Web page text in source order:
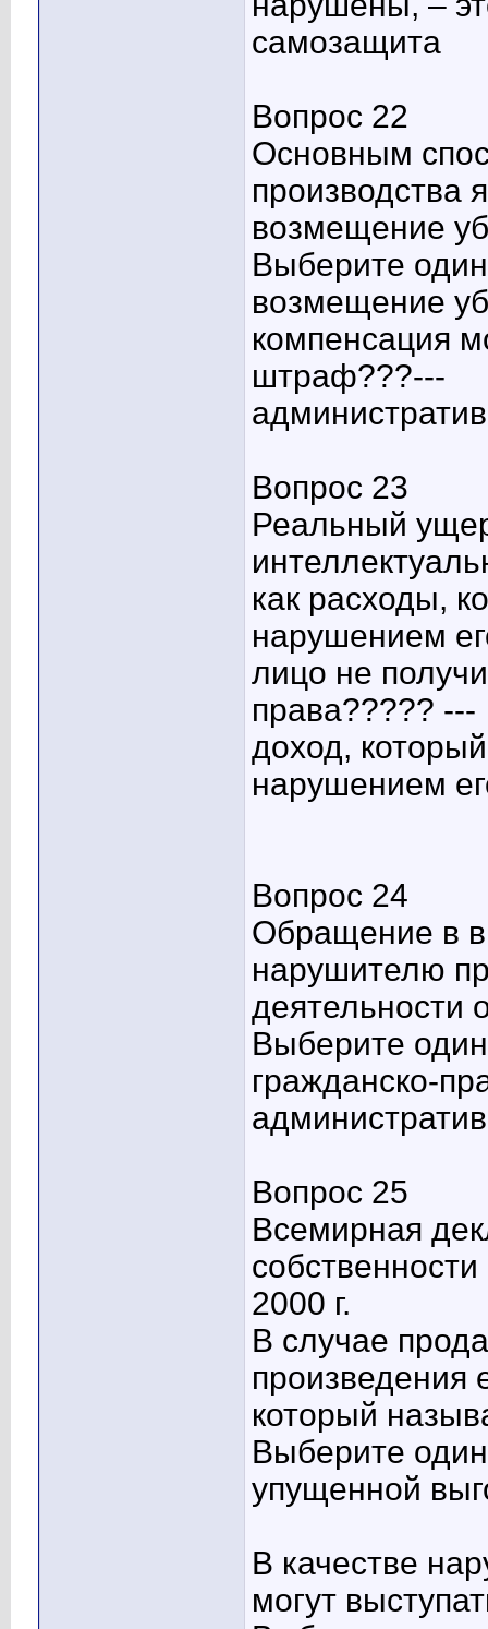
самозащита
Вопрос 22
Основным
производства
возмещение
Выберите
возмещение
компенсация
штраф???---
Вопрос 23
Реальный
как расходы,
нарушением
лицо не
права????? ---
доход,
нарушением
Вопрос 24
Обращение в
нарушителю
деятельности
Выберите
гражданско-
Вопрос 25
Всемирная
2000 г.
В случае
произведения
который
Выберите
упущенной
В качестве
могут